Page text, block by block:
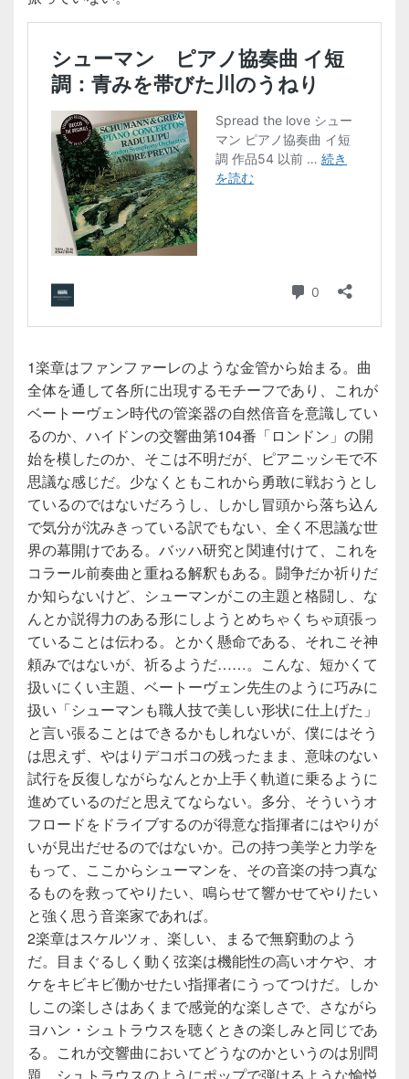
1楽章はファンファーレのような金管から始まる。曲
全体を通して各所に出現するモチーフであり、これが
ベートーヴェン時代の管楽器の自然倍音を意識してい
るのか、ハイドンの交響曲第104番「ロンドン」の開
始を模したのか、そこは不明だが、ピアニッシモで不
思議な感じだ。少なくともこれから勇敢に戦おうとし
ているのではないだろうし、しかし冒頭から落ち込ん
で気分が沈みきっている訳でもない、全く不思議な世
界の幕開けである。バッハ研究と関連付けて、これを
コラール前奏曲と重ねる解釈もある。闘争だか祈りだ
か知らないけど、シューマンがこの主題と格闘し、な
んとか説得力のある形にしようとめちゃくちゃ頑張っ
ていることは伝わる。とかく懸命である、それこそ神
頼みではないが、祈るようだ……。こんな、短かくて
扱いにくい主題、ベートーヴェン先生のように巧みに
扱い「シューマンも職人技で美しい形状に仕上げた」
と言い張ることはできるかもしれないが、僕にはそう
は思えず、やはりデコボコの残ったまま、意味のない
試行を反復しながらなんとか上手く軌道に乗るように
進めているのだと思えてならない。多分、そういうオ
フロードをドライブするのが得意な指揮者にはやりが
いが見出だせるのではないか。己の持つ美学と力学を
もって、ここからシューマンを、その音楽の持つ真な
るものを救ってやりたい、鳴らせて響かせてやりたい
と強く思う音楽家であれば。
2楽章はスケルツォ、楽しい、まるで無窮動のよう
だ。目まぐるしく動く弦楽は機能性の高いオケや、オ
ケをキビキビ働かせたい指揮者にうってつけだ。しか
しこの楽しさはあくまで感覚的な楽しさで、さながら
ヨハン・シュトラウスを聴くときの楽しみと同じであ
る。これが交響曲においてどうなのかというのは別問